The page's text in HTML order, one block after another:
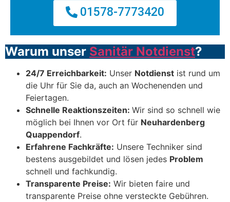
01578-7773420
Warum unser Sanitär Notdienst?
24/7 Erreichbarkeit: Unser Notdienst ist rund um
die Uhr für Sie da, auch an Wochenenden und
Feiertagen.
Schnelle Reaktionszeiten: Wir sind so schnell wie
möglich bei Ihnen vor Ort für Neuhardenberg
Quappendorf.
Erfahrene Fachkräfte: Unsere Techniker sind
bestens ausgebildet und lösen jedes Problem
schnell und fachkundig.
Transparente Preise: Wir bieten faire und
transparente Preise ohne versteckte Gebühren.